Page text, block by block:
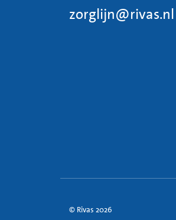
zorglijn@rivas.nl
© Rivas 2026